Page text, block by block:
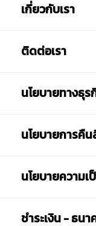
เกี่ยวกับเรา
ติดต่อเรา
นโยบายทางธุร
นโยบายการคื
นโยบายความ
ชำระเงิน - ธนา